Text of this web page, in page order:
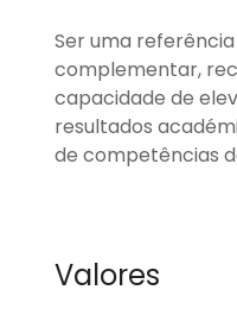
Ser uma
complementar,
capacidade de
resultados
de competências
Valores